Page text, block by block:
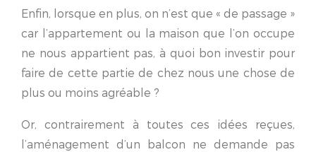
Enfin, lorsque en plus, on n’est que « de passage »
car l’appartement ou la maison que l’on occupe
ne nous appartient pas, à quoi bon investir pour
faire de cette partie de chez nous une chose de
plus ou moins agréable ?
Or, contrairement à toutes ces idées reçues,
l’aménagement d’un balcon ne demande pas